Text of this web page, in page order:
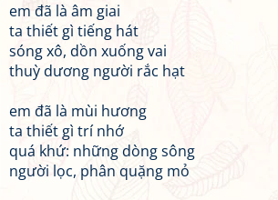
em đã là âm giai
ta thiết gì tiếng hát
sóng xô, dồn xuống vai
thuỳ dương người rắc hạt
em đã là mùi hương
ta thiết gì trí nhớ
quá khứ: những dòng sông
người lọc, phân quặng mỏ